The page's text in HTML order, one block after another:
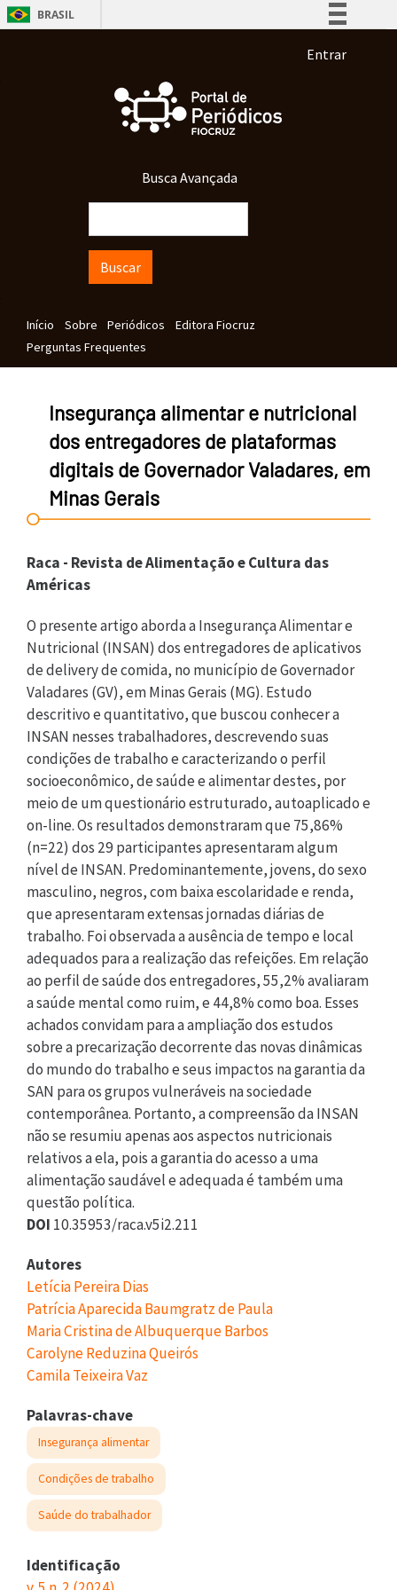
Pular para o conteúdo principal
BRASIL
Participe
Acesso à informação
Menu de
Entrar
Busca Avançada
Navegação principal
Início Sobre Periódicos
Editora Fiocruz
Perguntas Frequentes
Insegurança alimentar e nutricional
dos entregadores de plataformas
digitais de Governador Valadares, em
Minas Gerais
Raca - Revista de Alimentação e Cultura das
Américas
O presente artigo aborda a Insegurança Alimentar e
Nutricional (INSAN) dos entregadores de aplicativos
de delivery de comida, no município de Governador
Valadares (GV), em Minas Gerais (MG). Estudo
descritivo e quantitativo, que buscou conhecer a
INSAN nesses trabalhadores, descrevendo suas
condições de trabalho e caracterizando o perfil
socioeconômico, de saúde e alimentar destes, por
meio de um questionário estruturado, autoaplicado e
on-line. Os resultados demonstraram que 75,86%
(n=22) dos 29 participantes apresentaram algum
nível de INSAN. Predominantemente, jovens, do sexo
masculino, negros, com baixa escolaridade e renda,
que apresentaram extensas jornadas diárias de
trabalho. Foi observada a ausência de tempo e local
adequados para a realização das refeições. Em relação
ao perfil de saúde dos entregadores, 55,2% avaliaram
a saúde mental como ruim, e 44,8% como boa. Esses
achados convidam para a ampliação dos estudos
sobre a precarização decorrente das novas dinâmicas
do mundo do trabalho e seus impactos na garantia da
SAN para os grupos vulneráveis na sociedade
contemporânea. Portanto, a compreensão da INSAN
não se resumiu apenas aos aspectos nutricionais
relativos a ela, pois a garantia do acesso a uma
alimentação saudável e adequada é também uma
questão política.
DOI 10.35953/raca.v5i2.211
Autores
Letícia Pereira Dias
Patrícia Aparecida Baumgratz de Paula
Maria Cristina de Albuquerque Barbos
Carolyne Reduzina Queirós
Camila Teixeira Vaz
Palavras-chave
Insegurança alimentar
Condições de trabalho
Saúde do trabalhador
Identificação